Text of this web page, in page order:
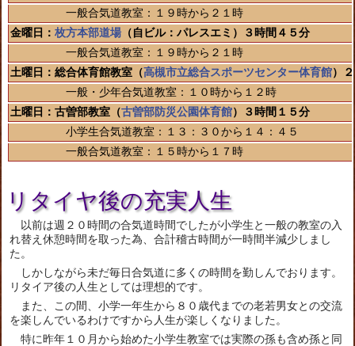
一般合気道教室：１９時から２１時
金曜日： 枚方本部道場 （自ビル：パレスエミ）３時間４５分
一般合気道教室：１９時から２１時
土曜日：総合体育館教室（高槻市立総合スポーツセンター体育館）
一般・少年合気道教室：１０時から１２時
土曜日：古曽部教室（古曽部防災公園体育館）３時間１５分
小学生合気道教室：１３：３０から１４：４５
一般合気道教室：１５時から１７時
リタイヤ後の充実人生
以前は週２０時間の合気道時間でしたが小学生と一般の教室の入
れ替え休憩時間を取った為、合計稽古時間が一時間半減少しまし
た。
しかしながら未だ毎日合気道に多くの時間を勤しんでおります。
リタイア後の人生としては理想的です。
また、この間、小学一年生から８０歳代までの老若男女との交流
を楽しんでいるわけですから人生が楽しくなりました。
特に昨年１０月から始めた小学生教室では実際の孫も含め孫と同